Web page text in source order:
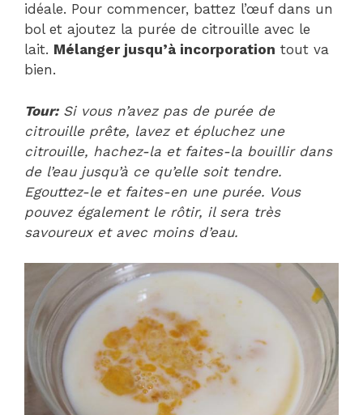
idéale. Pour commencer, battez l’œuf dans un
bol et ajoutez la purée de citrouille avec le
lait. Mélanger jusqu’à incorporation tout va
bien.
Tour:Si vous n’avez pas de purée de
citrouille prête, lavez et épluchez une
citrouille, hachez-la et faites-la bouillir dans
de l’eau jusqu’à ce qu’elle soit tendre.
Egouttez-le et faites-en une purée. Vous
pouvez également le rôtir, il sera très
savoureux et avec moins d’eau.